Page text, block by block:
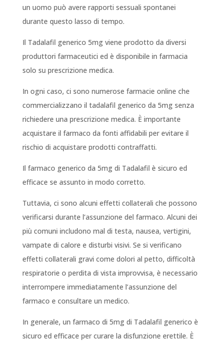
un uomo può avere rapporti sessuali spontanei
durante questo lasso di tempo.
Il Tadalafil generico 5mg viene prodotto da diversi
produttori farmaceutici ed è disponibile in farmacia
solo su prescrizione medica.
In ogni caso, ci sono numerose farmacie online che
commercializzano il tadalafil generico da 5mg senza
richiedere una prescrizione medica. È importante
acquistare il farmaco da fonti affidabili per evitare il
rischio di acquistare prodotti contraffatti.
Il farmaco generico da 5mg di Tadalafil è sicuro ed
efficace se assunto in modo corretto.
Tuttavia, ci sono alcuni effetti collaterali che possono
verificarsi durante l’assunzione del farmaco. Alcuni dei
più comuni includono mal di testa, nausea, vertigini,
vampate di calore e disturbi visivi. Se si verificano
effetti collaterali gravi come dolori al petto, difficoltà
respiratorie o perdita di vista improvvisa, è necessario
interrompere immediatamente l’assunzione del
farmaco e consultare un medico.
In generale, un farmaco di 5mg di Tadalafil generico è
sicuro ed efficace per curare la disfunzione erettile. È